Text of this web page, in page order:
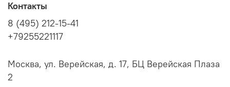
Контакты
8 (495) 212-15-41
+79255221117
Москва, ул. Верейская, д. 17, БЦ Верейская Плаза
2